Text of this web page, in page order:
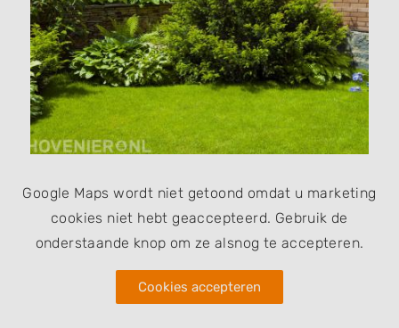
Google Maps wordt niet getoond omdat u marketing
cookies niet hebt geaccepteerd. Gebruik de
onderstaande knop om ze alsnog te accepteren.
Cookies accepteren